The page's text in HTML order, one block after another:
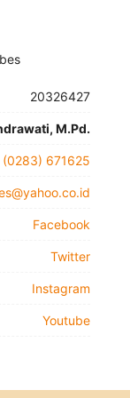
20326427
M.Pd.
(0283) 671625
Facebook
Twitter
Instagram
Youtube